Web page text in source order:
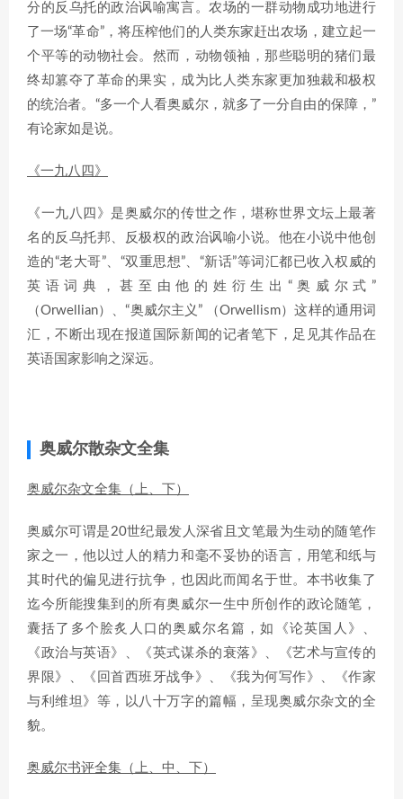
分的反乌托的政治讽喻寓言。农场的一群动物成功地进行
了一场“革命”，将压榨他们的人类东家赶出农场，建立起一
个平等的动物社会。然而，动物领袖，那些聪明的猪们最
终却篡夺了革命的果实，成为比人类东家更加独裁和极权
的统治者。“多一个人看奥威尔，就多了一分自由的保障，”
有论家如是说。
《一九八四》
《一九八四》是奥威尔的传世之作，堪称世界文坛上最著
名的反乌托邦、反极权的政治讽喻小说。他在小说中他创
造的“老大哥”、“双重思想”、“新话”等词汇都已收入权威的
英语词典，甚至由他的姓衍生出“奥威尔式”
（Orwellian）、“奥威尔主义” （Orwellism）这样的通用词
汇，不断出现在报道国际新闻的记者笔下，足见其作品在
英语国家影响之深远。
奥威尔散杂文全集
奥威尔杂文全集（上、下）
奥威尔可谓是20世纪最发人深省且文笔最为生动的随笔作
家之一，他以过人的精力和毫不妥协的语言，用笔和纸与
其时代的偏见进行抗争，也因此而闻名于世。本书收集了
迄今所能搜集到的所有奥威尔一生中所创作的政论随笔，
囊括了多个脍炙人口的奥威尔名篇，如《论英国人》、
《政治与英语》、《英式谋杀的衰落》、《艺术与宣传的
界限》、《回首西班牙战争》、《我为何写作》、《作家
与利维坦》等，以八十万字的篇幅，呈现奥威尔杂文的全
貌。
奥威尔书评全集（上、中、下）